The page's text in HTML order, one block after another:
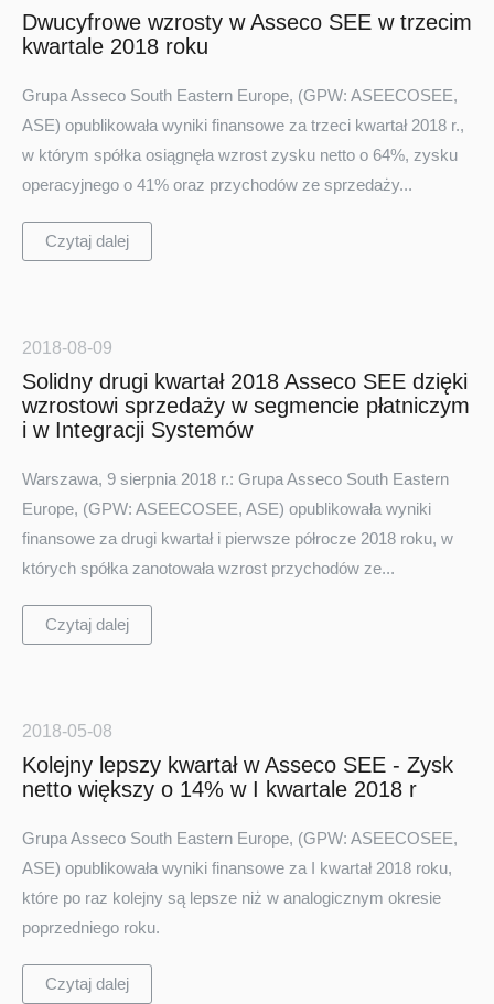
Dwucyfrowe wzrosty w Asseco SEE w trzecim
kwartale 2018 roku
Grupa Asseco South Eastern Europe, (GPW: ASEECOSEE,
ASE) opublikowała wyniki finansowe za trzeci kwartał 2018 r.,
w którym spółka osiągnęła wzrost zysku netto o 64%, zysku
operacyjnego o 41% oraz przychodów ze sprzedaży...
Czytaj dalej
2018-08-09
Solidny drugi kwartał 2018 Asseco SEE dzięki
wzrostowi sprzedaży w segmencie płatniczym
i w Integracji Systemów
Warszawa, 9 sierpnia 2018 r.: Grupa Asseco South Eastern
Europe, (GPW: ASEECOSEE, ASE) opublikowała wyniki
finansowe za drugi kwartał i pierwsze półrocze 2018 roku, w
których spółka zanotowała wzrost przychodów ze...
Czytaj dalej
2018-05-08
Kolejny lepszy kwartał w Asseco SEE - Zysk
netto większy o 14% w I kwartale 2018 r
Grupa Asseco South Eastern Europe, (GPW: ASEECOSEE,
ASE) opublikowała wyniki finansowe za I kwartał 2018 roku,
które po raz kolejny są lepsze niż w analogicznym okresie
poprzedniego roku.
Czytaj dalej